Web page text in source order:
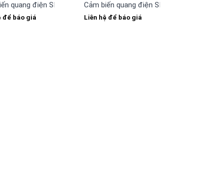
quang điện SICK WTF12-3P2431
để báo giá
Cảm biến quang điện SICK WTB9-
Liên hệ để báo giá